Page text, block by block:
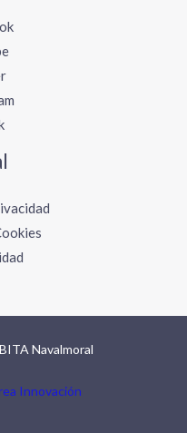
Navalmoral
Innovación